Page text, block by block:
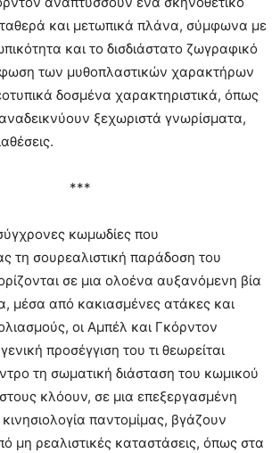
και μετωπικά πλάνα, σύμφωνα με
και το δισδιάστατο ζωγραφικό
των μυθοπλαστικών χαρακτήρων
δοσμένα χαρακτηριστικά, όπως
ξεχωριστά γνωρίσματα,
***
κωμωδίες που
τη σουρεαλιστική παράδοση του
σε μια ολοένα αυξανόμενη βία
μέσα από κακιασμένες ατάκες και
οι Αμπέλ και Γκόρντον
προσέγγιση του τι θεωρείται
τη σωματική διάσταση του κωμικού
κλόουν, σε μια επεξεργασμένη
παντομίμας, βγάζουν
μη ρεαλιστικές καταστάσεις, όπως στα